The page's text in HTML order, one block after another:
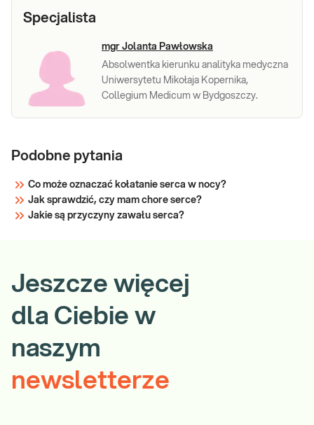
Specjalista
mgr Jolanta Pawłowska
Absolwentka kierunku analityka medyczna
Uniwersytetu Mikołaja Kopernika,
Collegium Medicum w Bydgoszczy.
Podobne pytania
Co może oznaczać kołatanie serca w nocy?
Jak sprawdzić, czy mam chore serce?
Jakie są przyczyny zawału serca?
Jeszcze więcej
dla Ciebie w
naszym
newsletterze